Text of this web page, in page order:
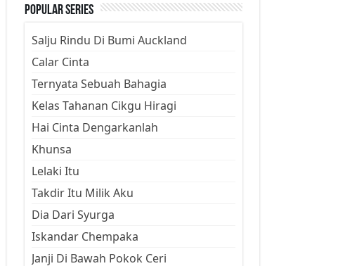
Popular Series
Salju Rindu Di Bumi Auckland
Calar Cinta
Ternyata Sebuah Bahagia
Kelas Tahanan Cikgu Hiragi
Hai Cinta Dengarkanlah
Khunsa
Lelaki Itu
Takdir Itu Milik Aku
Dia Dari Syurga
Iskandar Chempaka
Janji Di Bawah Pokok Ceri